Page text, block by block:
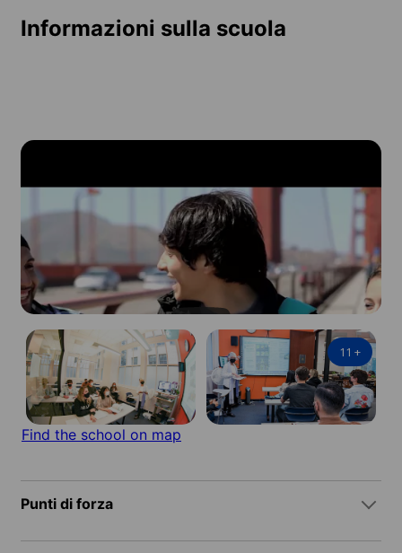
Informazioni sulla scuola
11 +
Find the school on map
Punti di forza